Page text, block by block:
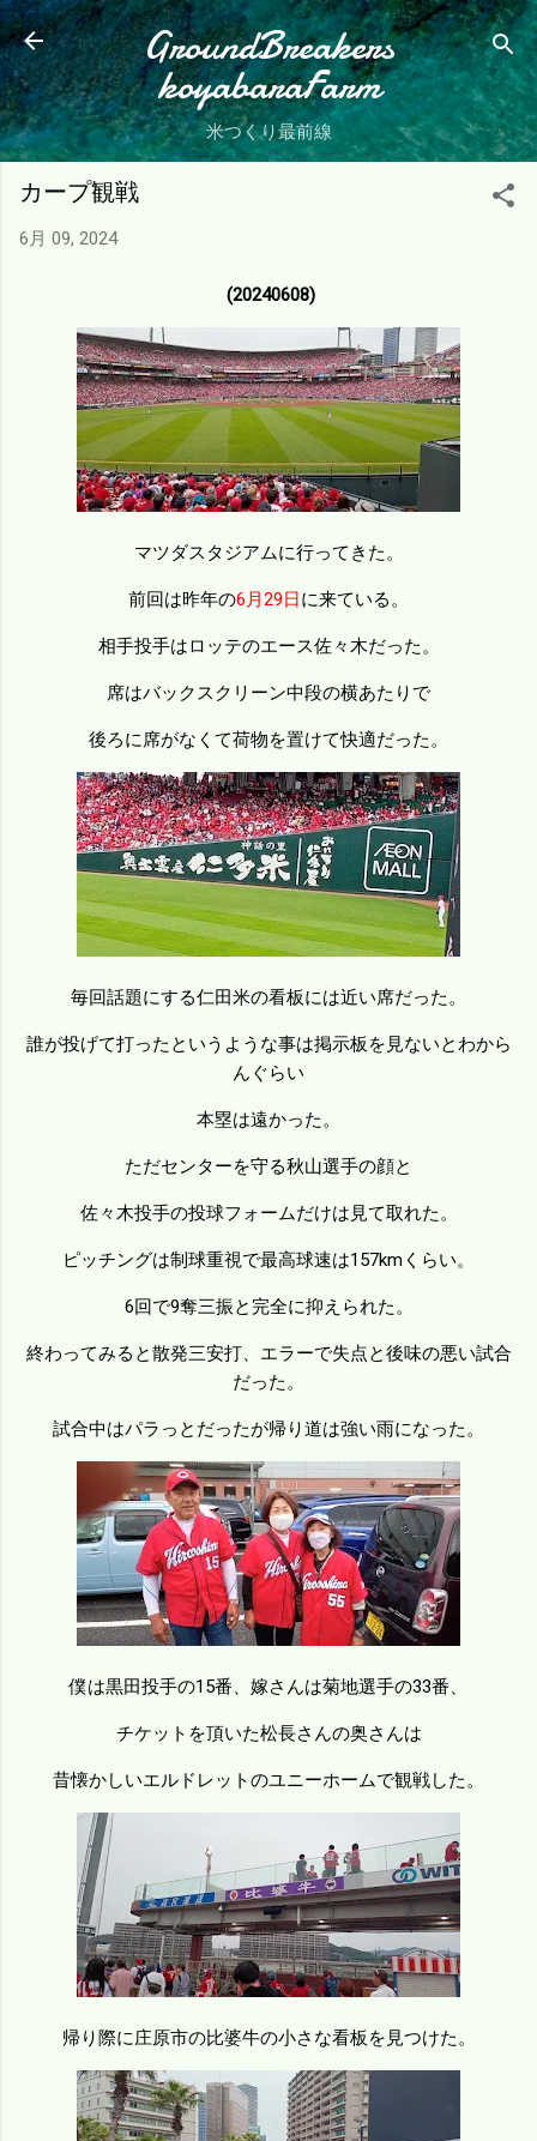
スキップしてメイン コンテンツに移動
GroundBreakers
koyabaraFarm
米つくり最前線
カープ観戦
6月 09, 2024
(20240608)
マツダスタジアムに行ってきた。
前回は昨年の6月29日に来ている。
相手投手はロッテのエース佐々木だった。
席はバックスクリーン中段の横あたりで
後ろに席がなくて荷物を置けて快適だった。
毎回話題にする仁田米の看板には近い席だった。
誰が投げて打ったというような事は掲示板を見ないとわから
んぐらい
本塁は遠かった。
ただセンターを守る秋山選手の顔と
佐々木投手の投球フォームだけは見て取れた。
ピッチングは制球重視で最高球速は157kmくらい。
6回で9奪三振と完全に抑えられた。
終わってみると散発三安打、エラーで失点と後味の悪い試合
だった。
試合中はパラっとだったが帰り道は強い雨になった。
僕は黒田投手の15番、嫁さんは菊地選手の33番、
チケットを頂いた松長さんの奥さんは
昔懐かしいエルドレットのユニーホームで観戦した。
帰り際に庄原市の比婆牛の小さな看板を見つけた。